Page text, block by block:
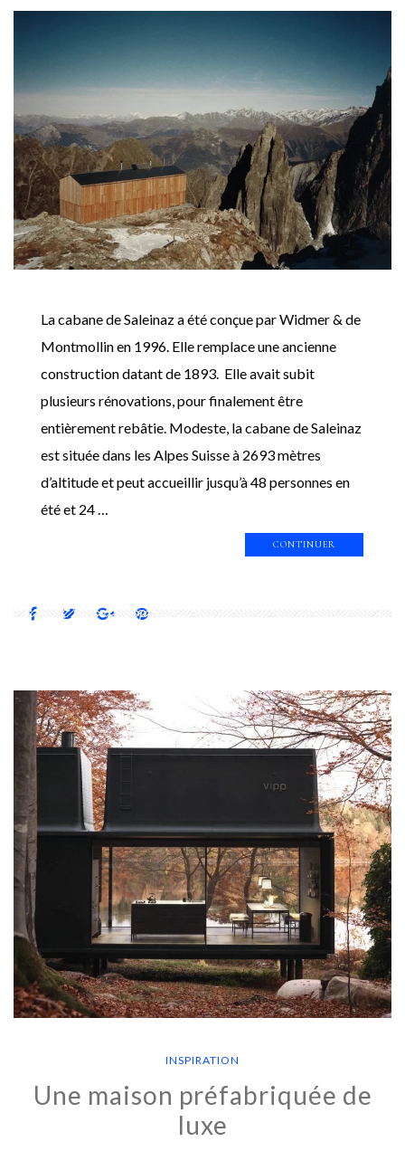
La cabane de Saleinaz a été conçue par Widmer & de
Montmollin en 1996. Elle remplace une ancienne
construction datant de 1893. Elle avait subit
plusieurs rénovations, pour finalement être
entièrement rebâtie. Modeste, la cabane de Saleinaz
est située dans les Alpes Suisse à 2693 mètres
d’altitude et peut accueillir jusqu’à 48 personnes en
été et 24 …
CONTINUER
INSPIRATION
Une maison préfabriquée de
luxe